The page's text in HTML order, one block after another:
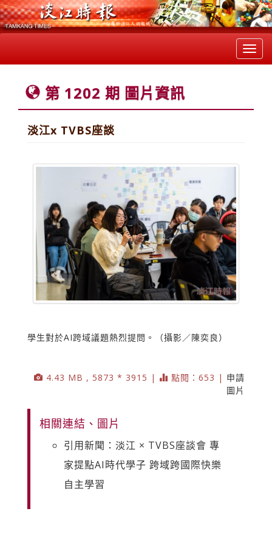
第 1202 期 圖片資訊
淡江x TVBS座談
學生對於AI跨域議題熱烈提問。（攝影／陳奕良）
4.43 MB , 5873 * 3915 | 點閱：653 | 申請
圖片
相關連結、圖片
引用新聞：淡江 × TVBS座談會 專
家提點AI時代學子 跨域跨國際快樂
自主學習